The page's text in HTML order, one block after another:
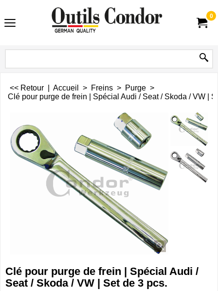
0
<< Retour Accueil > Freins > Purge >
Clé pour purge de frein | Spécial Audi / Seat / Skoda / VW |
Clé pour purge de frein | Spécial Audi /
Seat / Skoda / VW | Set de 3 pcs.